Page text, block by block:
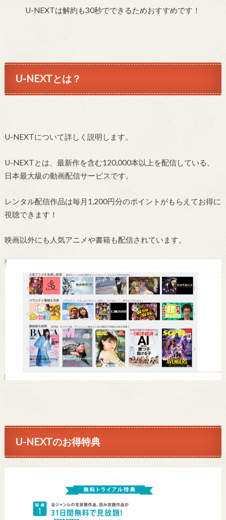
U-NEXTは解約も30秒でできるためおすすめです！
U-NEXTとは？
U-NEXTについて詳しく説明します。
U-NEXTとは、最新作を含む120,000本以上を配信している、
日本最大級の動画配信サービスです。
レンタル配信作品は毎月1,200円分のポイントがもらえてお得に
視聴できます！
映画以外にも人気アニメや書籍も配信されています。
U-NEXTのお得特典